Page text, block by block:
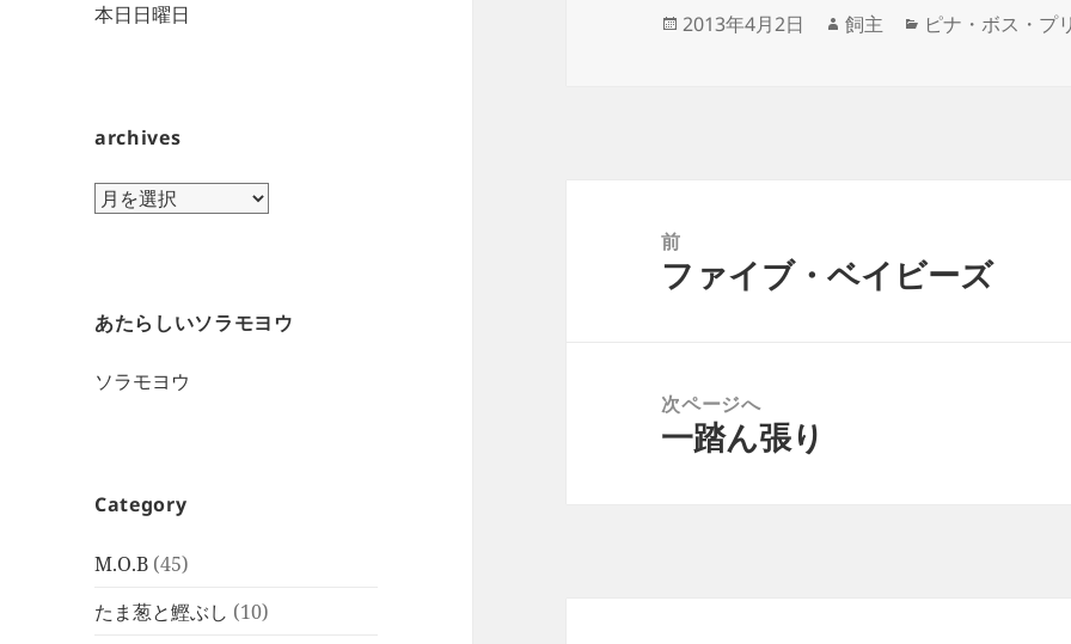
本日日曜日
archives
archives
あたらしいソラモヨウ
ソラモヨウ
Category
M.O.B (45)
たま葱と鰹ぶし (10)
投
2013年4月2日
作
飼主
カ
ピナ・ボス・プ
前
前
ファイブ・ベイビーズ
次ページへ
次
一踏ん張り